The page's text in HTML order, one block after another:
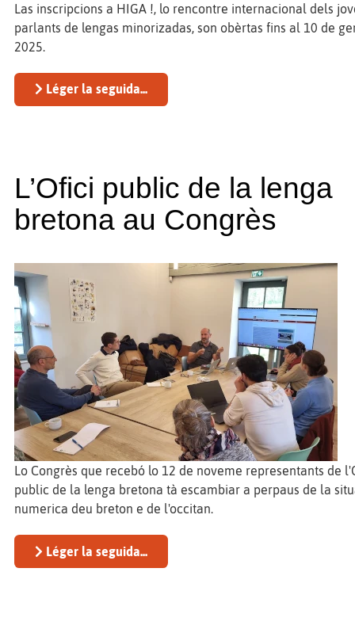
Las inscripcions a HIGA !, lo rencontre internacional dels
parlants de lengas minorizadas, son obèrtas fins al 10 de
2025.
Léger la seguida...
L’Ofici public de la lenga
bretona au Congrès
Lo Congrès que recebó lo 12 de noveme representants de
public de la lenga bretona tà escambiar a perpaus de la
numerica deu breton e de l'occitan.
Léger la seguida...